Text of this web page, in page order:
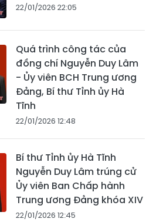
22/01/2026 22:05
Quá trình công tác của
đồng chí Nguyễn Duy Lâm
- Ủy viên BCH Trung ương
Đảng, Bí thư Tỉnh ủy Hà
Tĩnh
22/01/2026 12:48
Bí thư Tỉnh ủy Hà Tĩnh
Nguyễn Duy Lâm trúng cử
Ủy viên Ban Chấp hành
Trung ương Đảng khóa XIV
22/01/2026 12:45